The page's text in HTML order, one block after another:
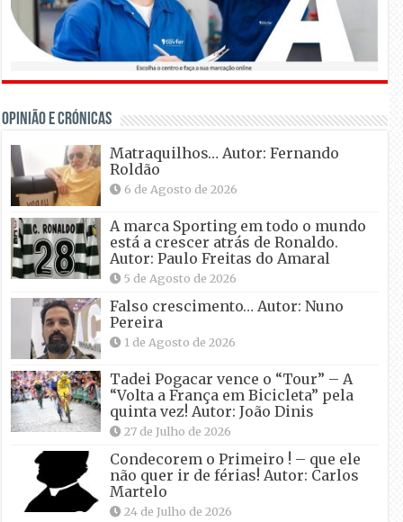
OPINIÃO E CRÓNICAS
Matraquilhos… Autor: Fernando
Roldão
6 de Agosto de 2026
A marca Sporting em todo o mundo
está a crescer atrás de Ronaldo.
Autor: Paulo Freitas do Amaral
5 de Agosto de 2026
Falso crescimento… Autor: Nuno
Pereira
1 de Agosto de 2026
Tadei Pogacar vence o “Tour” – A
“Volta a França em Bicicleta” pela
quinta vez! Autor: João Dinis
27 de Julho de 2026
Condecorem o Primeiro ! – que ele
não quer ir de férias! Autor: Carlos
Martelo
24 de Julho de 2026